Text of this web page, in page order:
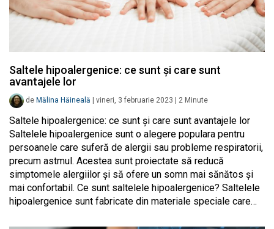
Saltele hipoalergenice: ce sunt și care sunt
avantajele lor
de Mălina Hăineală vineri, 3 februarie 2023 2 Minute
Saltele hipoalergenice: ce sunt și care sunt avantajele lor
Saltelele hipoalergenice sunt o alegere populara pentru
persoanele care suferă de alergii sau probleme respiratorii,
precum astmul. Acestea sunt proiectate să reducă
simptomele alergiilor și să ofere un somn mai sănătos și
mai confortabil. Ce sunt saltelele hipoalergenice? Saltelele
hipoalergenice sunt fabricate din materiale speciale care…